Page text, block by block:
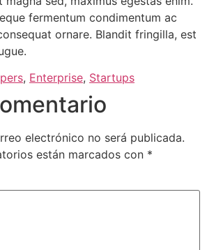
fermentum condimentum ac
ornare. Blandit fringilla, est
, Enterprise, Startups
electrónico no será publicada.
están marcados con *